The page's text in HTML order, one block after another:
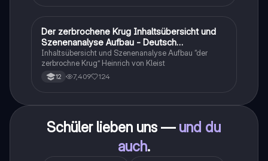
Deutsch
Der zerbrochene Krug Inhaltsübersicht und
Szenenanalyse Aufbau - Deutsch
Q1/Q2/Abitur
Inhaltsübersicht und Szenenanalyse Aufbau “der
zerbrochne Krug” Heinrich von Kleist
12 7,409 124
Schüler lieben uns — und du
auch.